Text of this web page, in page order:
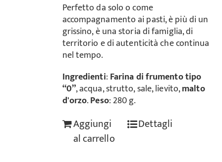
Perfetto da solo o come
accompagnamento ai pasti, è più di un
grissino, è una storia di famiglia, di
territorio e di autenticità che continua
nel tempo.
Ingredienti: Farina di frumento tipo
“0”, acqua, strutto, sale, lievito,malto
d'orzo.Peso: 280 g.
Aggiungi
al carrello
Dettagli